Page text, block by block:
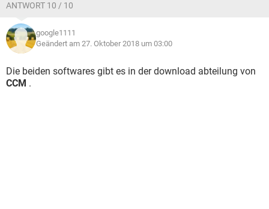
ANTWORT 10 / 10
google1111
Geändert am 27. Oktober 2018 um 03:00
Die beiden softwares gibt es in der download abteilung von
CCM .